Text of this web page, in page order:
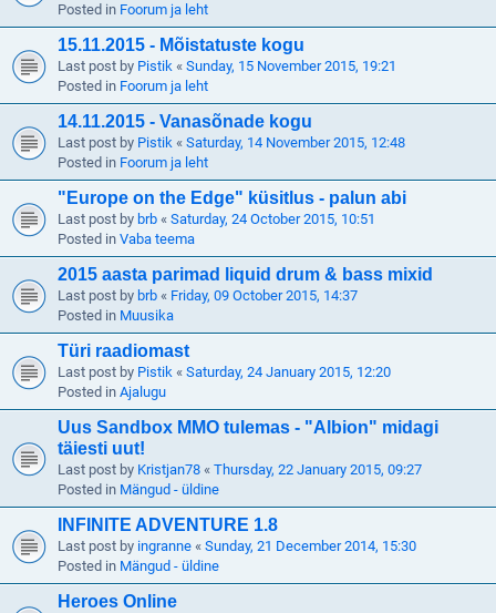
Posted in Foorum ja leht
15.11.2015 - Mõistatuste kogu
Last post by Pistik « Sunday, 15 November 2015, 19:21
Posted in Foorum ja leht
14.11.2015 - Vanasõnade kogu
Last post by Pistik « Saturday, 14 November 2015, 12:48
Posted in Foorum ja leht
"Europe on the Edge" küsitlus - palun abi
Last post by brb « Saturday, 24 October 2015, 10:51
Posted in Vaba teema
2015 aasta parimad liquid drum & bass mixid
Last post by brb « Friday, 09 October 2015, 14:37
Posted in Muusika
Türi raadiomast
Last post by Pistik « Saturday, 24 January 2015, 12:20
Posted in Ajalugu
Uus Sandbox MMO tulemas - "Albion" midagi
täiesti uut!
Last post by Kristjan78 « Thursday, 22 January 2015, 09:27
Posted in Mängud - üldine
INFINITE ADVENTURE 1.8
Last post by ingranne « Sunday, 21 December 2014, 15:30
Posted in Mängud - üldine
Heroes Online